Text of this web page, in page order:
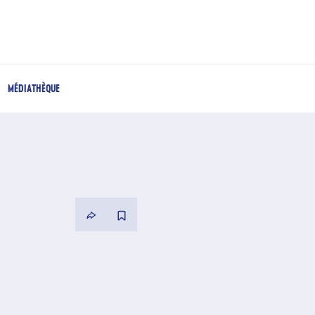
MÉDIATHÈQUE